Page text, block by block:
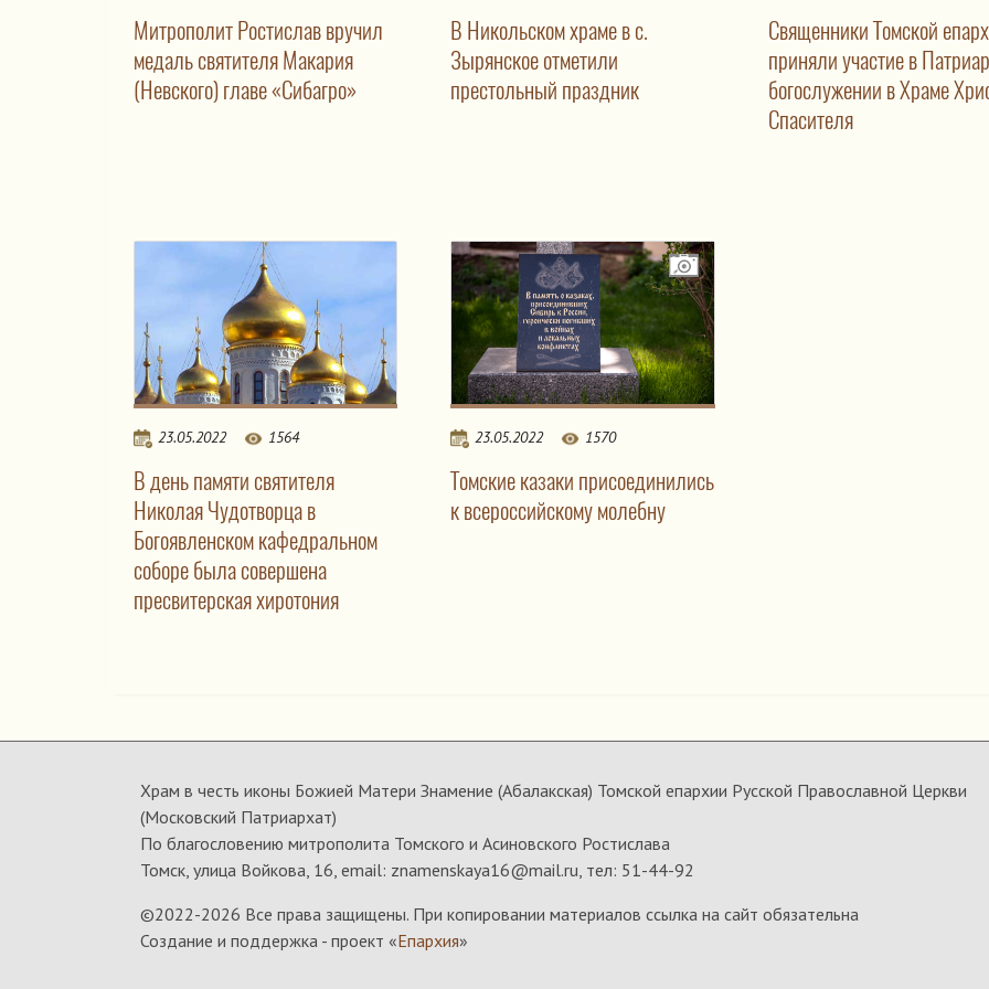
Митрополит Ростислав вручил
медаль святителя Макария
(Невского) главе «Сибагро»
В Никольском храме в с.
Зырянское отметили
престольный праздник
Священники Томской
приняли участие в
богослужении в Храме
Спасителя
23.05.2022 1564
В день памяти святителя
Николая Чудотворца в
Богоявленском кафедральном
соборе была совершена
пресвитерская хиротония
23.05.2022 1570
Томские казаки присоединились
к всероссийскому молебну
Храм в честь иконы Божией Матери Знамение (Абалакская) Томской епархии Русской Православной Церкви
(Московский Патриархат)
По благословению митрополита Томского и Асиновского Ростислава
Томск, улица Войкова, 16, email: znamenskaya16@mail.ru, тел: 51-44-92
©2022-2026 Все права защищены. При копировании материалов ссылка на сайт обязательна
Создание и поддержка - проект «Епархия»